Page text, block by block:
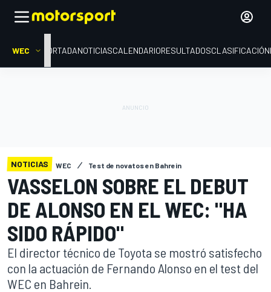
WEC PORTADANOTICIASCALENDARIORESULTADOSCLASIFICACIÓN
NOTICIAS WEC Test de novatos en Bahrein
VASSELON SOBRE EL DEBUT
DE ALONSO EN EL WEC: "HA
SIDO RÁPIDO"
El director técnico de Toyota se mostró satisfecho
con la actuación de Fernando Alonso en el test del
WEC en Bahrein.